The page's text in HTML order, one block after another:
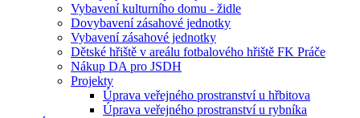
Vybavení kulturního domu - židle
Dovybavení zásahové jednotky
Vybavení zásahové jednotky
Dětské hřiště v areálu fotbalového hřiště FK Práče
Nákup DA pro JSDH
Projekty
Úprava veřejného prostranství u hřbitova
Úprava veřejného prostranství u rybníka